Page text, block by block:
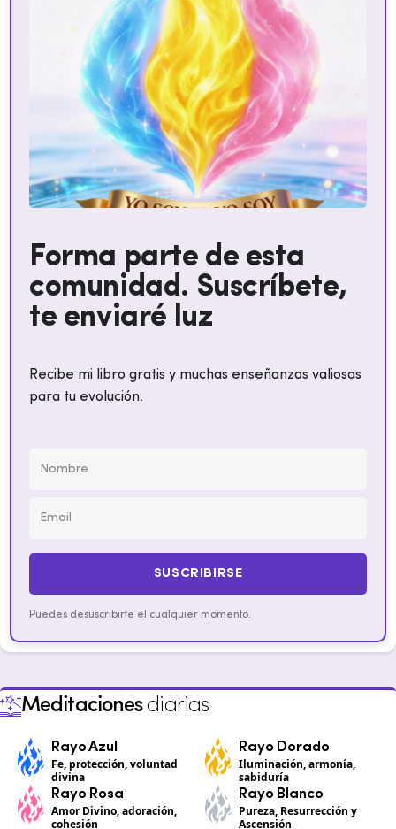
Forma parte de esta
comunidad. Suscríbete,
te enviaré luz
Recibe mi libro gratis y muchas enseñanzas valiosas
para tu evolución.
SUSCRIBIRSE
Puedes desuscribirte el cualquier momento.
Meditacionesdiarias
Rayo Azul
Fe, protección, voluntad
divina
Rayo Dorado
Iluminación, armonía,
sabiduría
Rayo Rosa
Amor Divino, adoración,
cohesión
Rayo Blanco
Pureza, Resurrección y
Ascensión